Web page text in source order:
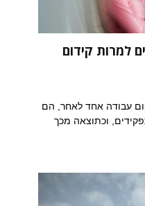
למרות קידום
עבודה אחד לאחר, הם
וכתוצאה מכך